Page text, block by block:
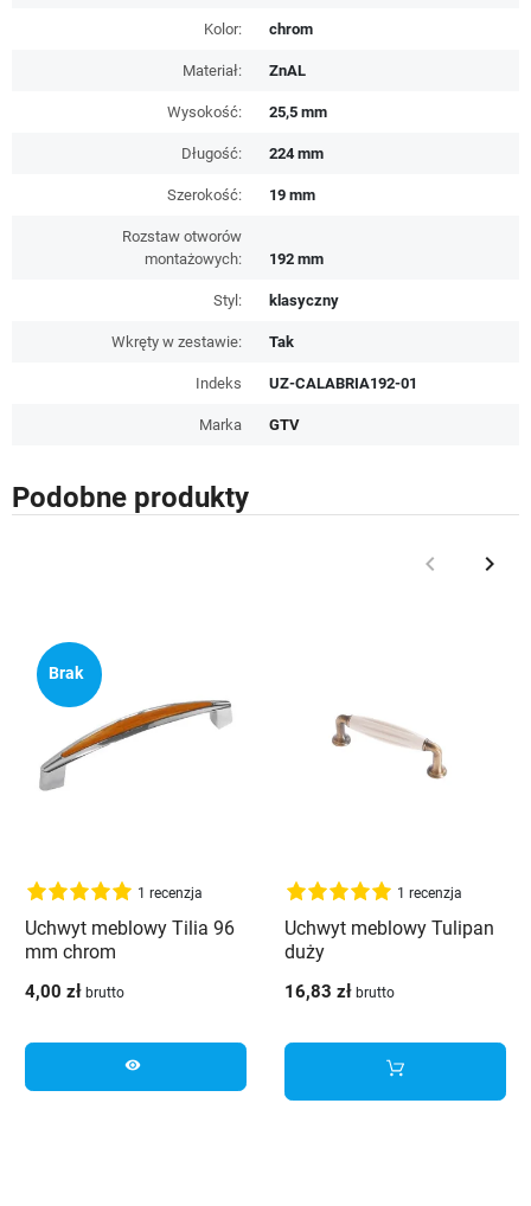
Kolor: chrom
Materiał: ZnAL
Wysokość: 25,5 mm
Długość: 224 mm
Szerokość: 19 mm
Rozstaw otworów
montażowych:
192 mm
Styl: klasyczny
Wkręty w zestawie: Tak
Indeks UZ-CALABRIA192-01
Marka GTV
Podobne produkty
Poprzedni
keyboard_arrow_left keyboard_arrow_right
Brak
1 recenzja
Uchwyt meblowy Tilia 96
mm chrom
4,00 zł brutto
visibility
1 recenzja
Uchwyt meblowy Tulipan
duży
16,83 zł brutto